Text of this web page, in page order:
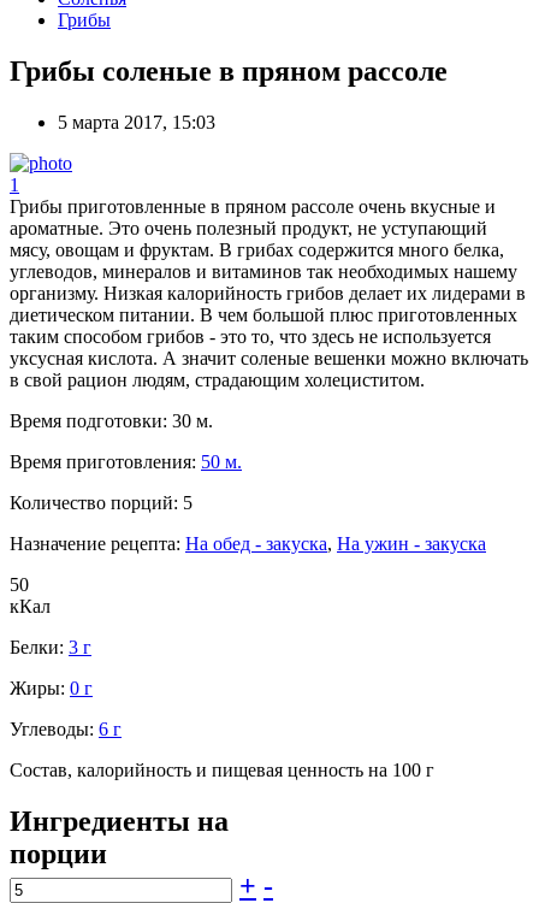
Грибы
Грибы соленые в пряном рассоле
5 марта 2017, 15:03
1
Грибы приготовленные в пряном рассоле очень вкусные и
ароматные. Это очень полезный продукт, не уступающий
мясу, овощам и фруктам. В грибах содержится много белка,
углеводов, минералов и витаминов так необходимых нашему
организму. Низкая калорийность грибов делает их лидерами в
диетическом питании. В чем большой плюс приготовленных
таким способом грибов - это то, что здесь не используется
уксусная кислота. А значит соленые вешенки можно включать
в свой рацион людям, страдающим холециститом.
Время подготовки: 30 м.
Время приготовления: 50 м.
Количество порций: 5
Назначение рецепта: На обед - закуска, На ужин - закуска
50
кКал
Белки: 3 г
Жиры: 0 г
Углеводы: 6 г
Состав, калорийность и пищевая ценность на 100 г
Ингредиенты на
порции
+ -